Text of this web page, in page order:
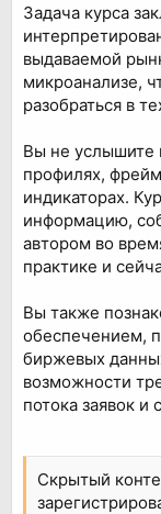
Задача курса
выдаваемой
микроанализе,
разобраться в
Вы не услышите
профилях,
индикаторах.
информацию,
автором во
практике и
Вы также
обеспечением,
биржевых
возможности
потока заявок и
Скрытый